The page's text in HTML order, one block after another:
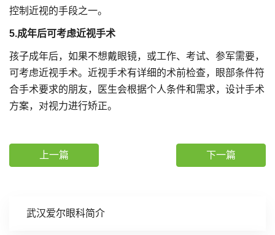
武汉爱尔眼科简介
控制近视的手段之一。
5.成年后可考虑近视手术
孩子成年后，如果不想戴眼镜，或工作、考试、参军需要，
可考虑近视手术。近视手术有详细的术前检查，眼部条件符
合手术要求的朋友，医生会根据个人条件和需求，设计手术
方案，对视力进行矫正。
上一篇 下一篇